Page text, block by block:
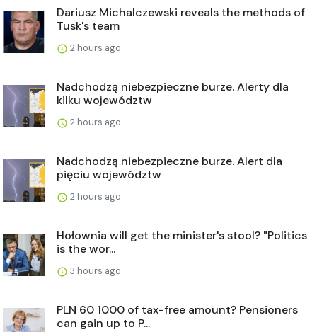
Dariusz Michalczewski reveals the methods of
Tusk's team
2 hours ago
Nadchodzą niebezpieczne burze. Alerty dla
kilku województw
2 hours ago
Nadchodzą niebezpieczne burze. Alert dla
pięciu województw
2 hours ago
Hołownia will get the minister's stool? "Politics
is the wor...
3 hours ago
PLN 60 1000 of tax-free amount? Pensioners
can gain up to P...